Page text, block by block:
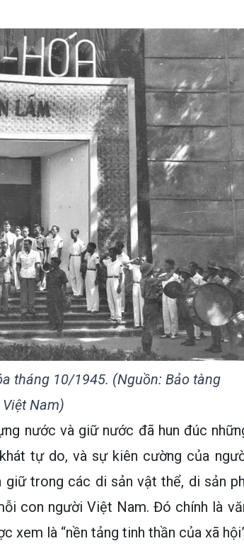
tháng 10/1945. (Nguồn: Bảo tàng
Nam)
nước và giữ nước đã hun đúc
tự do, và sự kiên cường của
trong các di sản vật thể, di sản
con người Việt Nam. Đó chính là
xem là “nền tảng tinh thần của xã